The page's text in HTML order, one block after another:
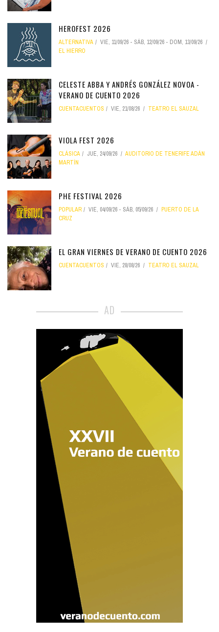
HEROFEST 2026
ALTERNATIVA VIE, 11/09/26 - SÁB, 12/09/26 - DOM, 13/09/26
EL HIERRO
CELESTE ABBA Y ANDRÉS GONZÁLEZ NOVOA -
VERANO DE CUENTO 2026
CUENTACUENTOS VIE, 21/08/26 TEATRO EL SAUZAL
VIOLA FEST 2026
CLÁSICA JUE, 24/09/26
AUDITORIO DE TENERIFE ADÁN
MARTÍN
PHE FESTIVAL 2026
POPULAR VIE, 04/09/26 - SÁB, 05/09/26
PUERTO DE LA
CRUZ
EL GRAN VIERNES DE VERANO DE CUENTO 2026
CUENTACUENTOS VIE, 28/08/26 TEATRO EL SAUZAL
AD